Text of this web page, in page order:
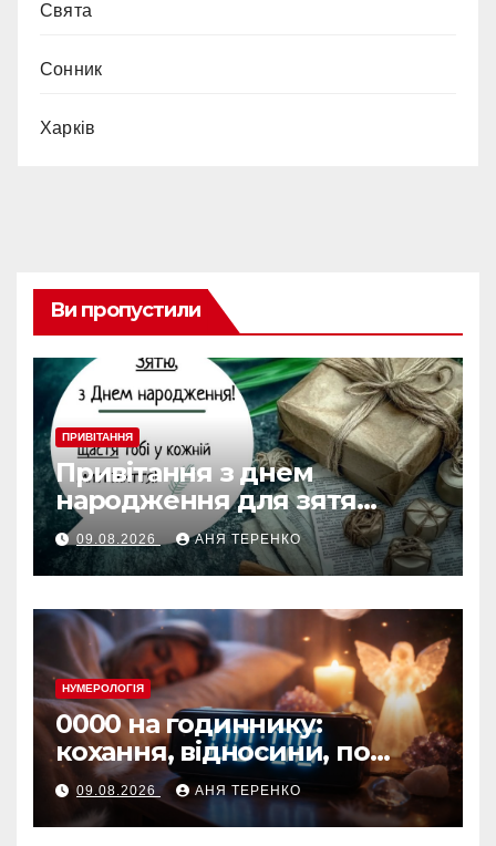
Свята
Сонник
Харків
Ви пропустили
ПРИВІТАННЯ
Привітання з днем
народження для зятя
своїми словами
09.08.2026 АНЯ ТЕРЕНКО
НУМЕРОЛОГІЯ
0000 на годиннику:
кохання, відносини, по
дням тижня
09.08.2026 АНЯ ТЕРЕНКО